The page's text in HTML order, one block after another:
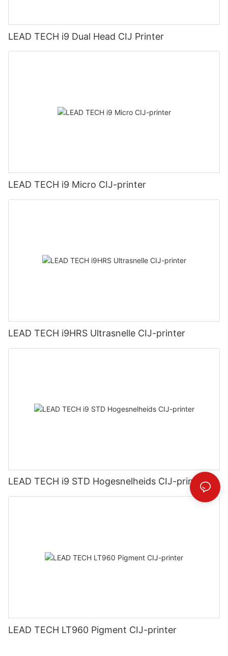
LEAD TECH i9 Dual Head CIJ Printer
LEAD TECH i9 Micro CIJ-printer
LEAD TECH i9HRS Ultrasnelle CIJ-printer
LEAD TECH i9 STD Hogesnelheids CIJ-printer
LEAD TECH LT960 Pigment CIJ-printer